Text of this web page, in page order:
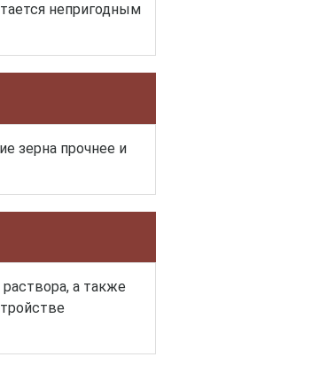
непригодным
зерна прочнее и
а также